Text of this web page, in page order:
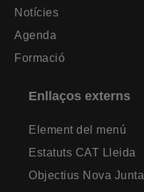
Notícies
Agenda
Formació
Enllaços externs
Element del menú
Estatuts CAT Lleida
Objectius Nova Junta